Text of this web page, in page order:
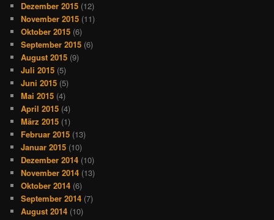
Dezember 2015 (12)
November 2015 (11)
Oktober 2015 (6)
September 2015 (6)
August 2015 (9)
Juli 2015 (5)
Juni 2015 (5)
Mai 2015 (4)
April 2015 (4)
März 2015 (1)
Februar 2015 (13)
Januar 2015 (10)
Dezember 2014 (10)
November 2014 (13)
Oktober 2014 (6)
September 2014 (7)
August 2014 (10)